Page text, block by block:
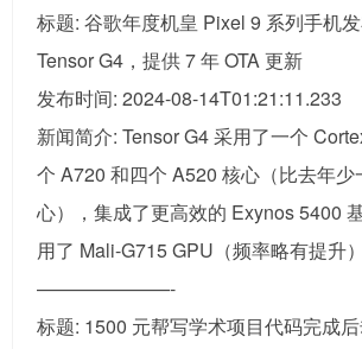
标题: 谷歌年度机皇 Pixel 9 系列手机
Tensor G4，提供 7 年 OTA 更新
发布时间: 2024-08-14T01:21:11.233
新闻简介: Tensor G4 采用了一个
个 A720 和四个 A520 核心（比去年少
心），集成了更高效的 Exynos 5400
用了 Mali-G715 GPU（频率略有提升）
———————-
标题: 1500 元帮写学术项目代码完成后